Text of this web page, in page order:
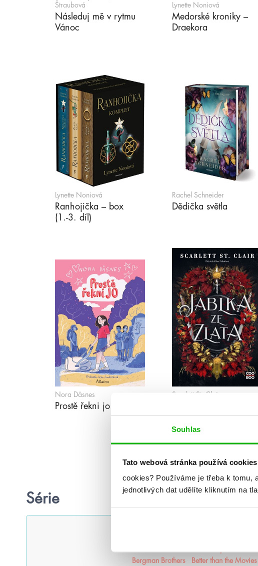
Souhlas
Tato webová stránka používá cookies
cookies? Používáme je třeba k tomu,
jednotlivých dat udělíte kliknutím na
Štraubová
Následuj mě v rytmu
Vánoc
Lynette Noniová
Medorské kroniky –
Draekora
Lynette Noniová
Ranhojička – box
(1.-3. díl)
Rachel Schneider
Dědička světla
Nora Dåsnes
Prostě řekni jo
Scarlett St. Clair
Série
Akademie
Bergman Brothers
Better than the Movies